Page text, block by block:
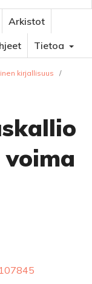
Arkistot
Tietoa
kirjallisuus
/